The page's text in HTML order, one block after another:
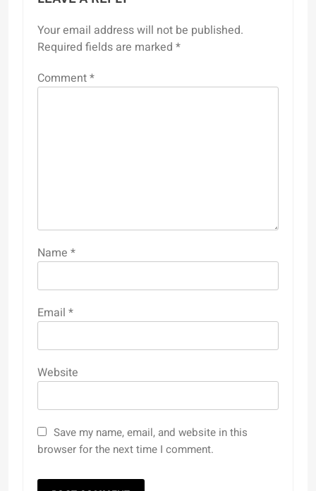
Your email address will not be published.
Required fields are marked *
Comment*
Name *
Email *
Website
Save my name, email, and website in this
browser for the next time I comment.